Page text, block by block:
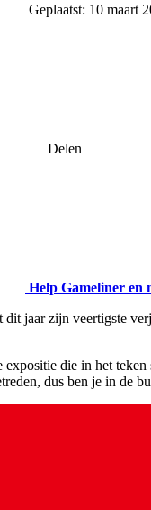
Geplaatst: 10 maart
Delen
Help Gameliner en
jaar zijn veertigste
die in het
dus ben je in de